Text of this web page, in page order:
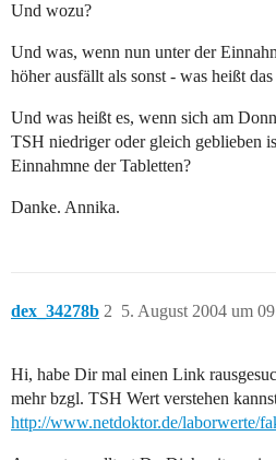
Und wozu?
Und was, wenn nun unter der
höher ausfällt als sonst - was heißt
Und was heißt es, wenn sich am
TSH niedriger oder gleich geblieben
Einnahmne der Tabletten?
Danke. Annika.
dex_34278b 5. August 2004 um
2
Hi, habe Dir mal einen Link
mehr bzgl. TSH Wert verstehen
http://www.netdoktor.de/laborwerte/